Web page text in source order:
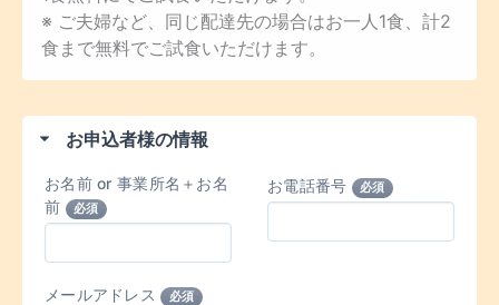
※ ご夫婦など、同じ配達先の場合はお一人1食、計2
食まで無料でご試食いただけます。
お申込者様の情報
お名前 or 事業所名＋お名
前
必須
お電話番号 必須
メールアドレス 必須